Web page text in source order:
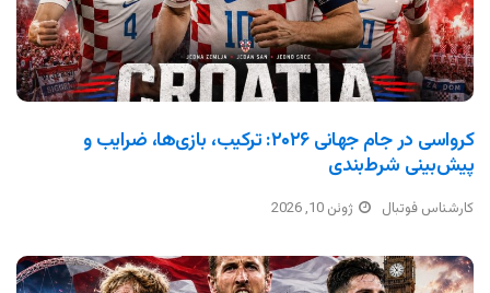
کرواسی در جام جهانی ۲۰۲۶: ترکیب، بازی‌ها، ضرایب و
پیش‌بینی شرط‌بندی
کارشناس فوتبال ژوئن 10, 2026